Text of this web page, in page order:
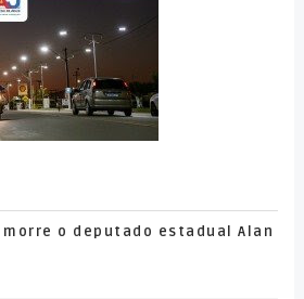
o deputado estadual Alan